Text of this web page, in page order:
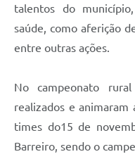
talentos do
saúde, como aferição
entre outras ações.
No campeonato
realizados e animaram
times do15 de
Barreiro, sendo o